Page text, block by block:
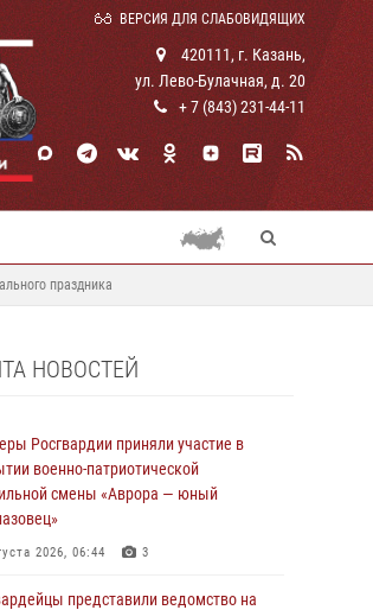
ВЕРСИЯ ДЛЯ СЛАБОВИДЯЩИХ
420111, г. Казань,
ул. Лево-Булачная, д. 20
+ 7 (843) 231-44-11
праздника
НОВОСТЕЙ
Росгвардии приняли участие в
военно-патриотической
смены «Аврора — юный
2026, 06:44 3
представили ведомство на